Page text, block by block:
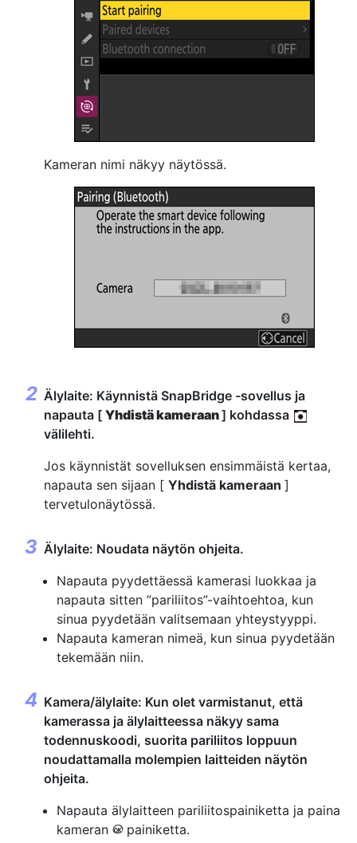
Kameran nimi näkyy näytössä.
Älylaite: Käynnistä SnapBridge -sovellus ja
napauta [ Yhdistä kameraan] kohdassa
välilehti.
Jos käynnistät sovelluksen ensimmäistä kertaa,
napauta sen sijaan [ Yhdistä kameraan ]
tervetulonäytössä.
Älylaite: Noudata näytön ohjeita.
Napauta pyydettäessä kamerasi luokkaa ja
napauta sitten ”pariliitos”-vaihtoehtoa, kun
sinua pyydetään valitsemaan yhteystyyppi.
Napauta kameran nimeä, kun sinua pyydetään
tekemään niin.
Kamera/älylaite: Kun olet varmistanut, että
kamerassa ja älylaitteessa näkyy sama
todennuskoodi, suorita pariliitos loppuun
noudattamalla molempien laitteiden näytön
ohjeita.
Napauta älylaitteen pariliitospainiketta ja paina
kameran J painiketta.